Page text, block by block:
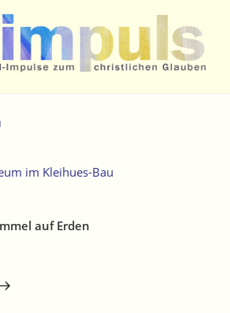
zum christlichen Glauben
im Kleihues-Bau
auf Erden